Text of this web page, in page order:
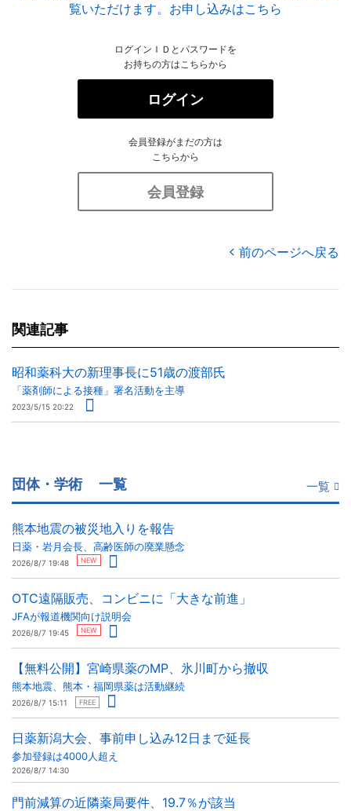
覧いただけます。お申し込みはこちら
ログインＩＤとパスワードを
お持ちの方はこちらから
ログイン
会員登録がまだの方は
こちらから
会員登録
前のページへ戻る
関連記事
昭和薬科大の新理事長に51歳の渡部氏
「薬剤師による接種」署名活動を主導
2023/5/15 20:22
団体・学術 一覧 一覧
熊本地震の被災地入りを報告
日薬・岩月会長、高齢医師の廃業懸念
2026/8/7 19:48 NEW
OTC遠隔販売、コンビニに「大きな前進」
JFAが報道機関向け説明会
2026/8/7 19:45 NEW
【無料公開】宮崎県薬のMP、氷川町から撤収
熊本地震、熊本・福岡県薬は活動継続
2026/8/7 15:11 FREE
日薬新潟大会、事前申し込み12日まで延長
参加登録は4000人超え
2026/8/7 14:30
門前減算の近隣薬局要件、19.7％が該当